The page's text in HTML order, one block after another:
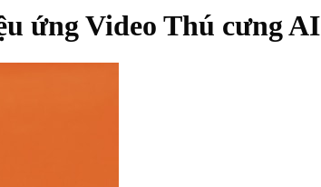
ứng Video Thú cưng AI